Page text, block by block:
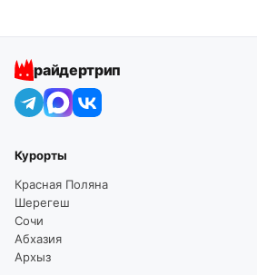
райдертрип
Курорты
Красная Поляна
Шерегеш
Сочи
Абхазия
Архыз